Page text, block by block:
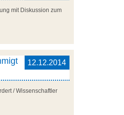
mit Diskussion zum
12.12.2014
/ Wissenschaftler